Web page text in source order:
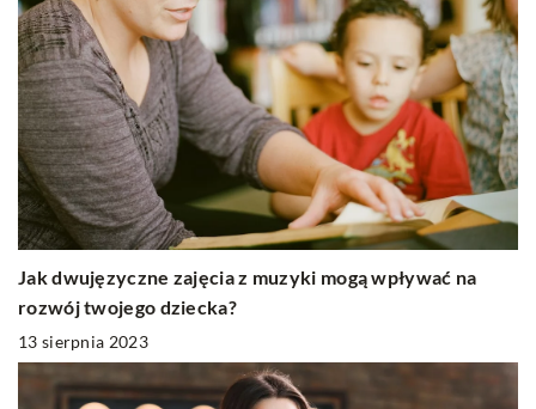
Jak dwujęzyczne zajęcia z muzyki mogą wpływać na
rozwój twojego dziecka?
13 sierpnia 2023